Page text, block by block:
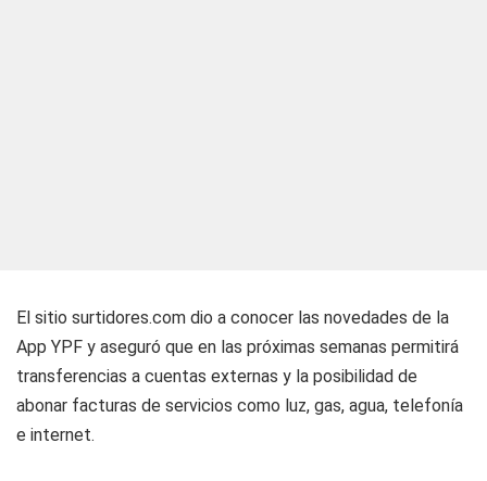
El sitio surtidores.com dio a conocer las novedades de la
App YPF y aseguró que en las próximas semanas permitirá
transferencias a cuentas externas y la posibilidad de
abonar facturas de servicios como luz, gas, agua, telefonía
e internet.